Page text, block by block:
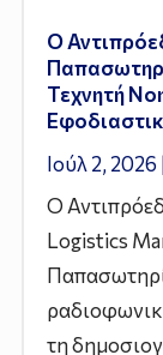
Ο
Τεχνητή
Ιούλ 2, 2026 |
Ο
Logistics
τη